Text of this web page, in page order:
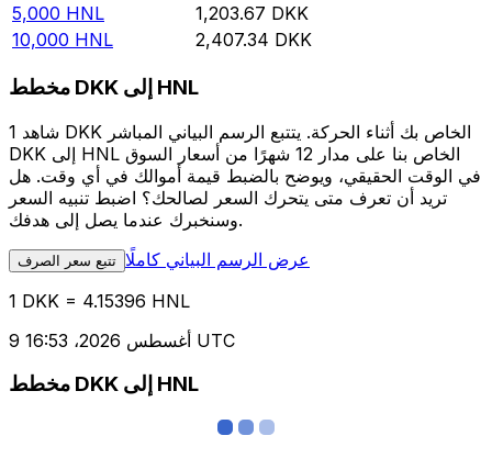
5,000 HNL 1,203.67 DKK
10,000 HNL 2,407.34 DKK
مخطط DKK إلى HNL
شاهد 1 DKK الخاص بك أثناء الحركة. يتتبع الرسم البياني المباشر
DKK إلى HNL الخاص بنا على مدار 12 شهرًا من أسعار السوق
في الوقت الحقيقي، ويوضح بالضبط قيمة أموالك في أي وقت. هل
تريد أن تعرف متى يتحرك السعر لصالحك؟ اضبط تنبيه السعر
وسنخبرك عندما يصل إلى هدفك.
تتبع سعر الصرف عرض الرسم البياني كاملًا
1 DKK = 4.15396 HNL
9 أغسطس 2026، 16:53 UTC
مخطط DKK إلى HNL